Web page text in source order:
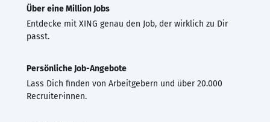
Über eine Million Jobs
Entdecke mit XING genau den Job, der wirklich zu Dir
passt.
Persönliche Job-Angebote
Lass Dich finden von Arbeitgebern und über 20.000
Recruiter·innen.